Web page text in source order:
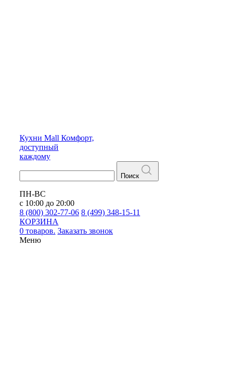
Кухни Mall Комфорт,
доступный
каждому
Поиск
ПН-ВС
с 10:00 до 20:00
8 (800) 302-77-06 8 (499) 348-15-11
КОРЗИНА
0 товаров. Заказать звонок
Меню